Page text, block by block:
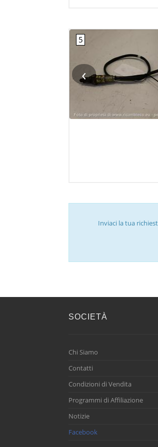
‹
Inviaci la tua
SOCIETÀ
Chi Siamo
Contatti
Condizioni di Vendita
Programmi di Affiliazione
Notizie
Facebook